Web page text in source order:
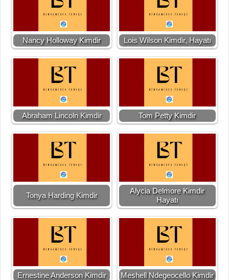
Nancy Holloway Kimdir Lois Wilson Kimdir, Hayatı
Abraham Lincoln Kimdir Tom Petty Kimdir
Tonya Harding Kimdir
Alycia Delmore Kimdir
Hayatı
Ernestine Anderson Kimdir Meshell Ndegeocello Kimdir